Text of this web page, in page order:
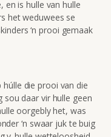
en is hulle van hulle
het weduwees se
‘n prooi gemaak
húlle die prooi van die
sou daar vir hulle geen
oorgebly het, was
‘n swaar juk te buig